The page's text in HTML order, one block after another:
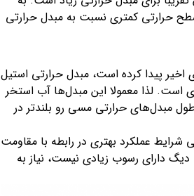
حرارتی کمتری نسبت به مبدل حرارتی
اخیر پیدا کرده است، مبدل حرارتی استیل
لذا معمولا این مبدل‌ها آب استخر
مبدل‌های حرارتی مسی رو بلندتر در
عملکرد بهتری در رابطه با مقاومت
دارای رسوب زیادی نیست، نیاز به